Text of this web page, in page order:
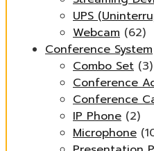
UPS
Webcam (62)
Conference System
Combo Set (3)
Conference
Conference
IP Phone (2)
Microphone